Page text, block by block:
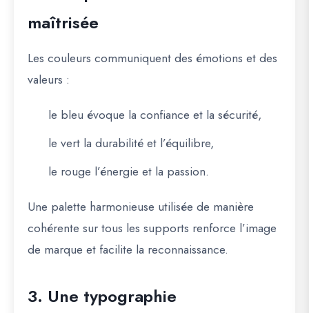
maîtrisée
Les couleurs communiquent des émotions et des
valeurs :
le bleu évoque la confiance et la sécurité,
le vert la durabilité et l’équilibre,
le rouge l’énergie et la passion.
Une palette harmonieuse utilisée de manière
cohérente sur tous les supports renforce l’image
de marque et facilite la reconnaissance.
3. Une typographie